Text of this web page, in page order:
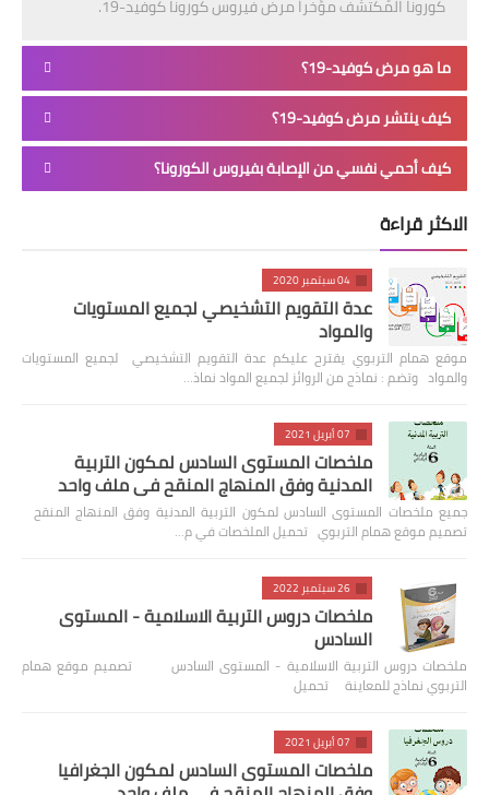
كورونا المُكتشف مؤخراً مرض فيروس كورونا كوفيد-19.
ما هو مرض كوفيد-19؟
كيف ينتشر مرض كوفيد-19؟
كيف أحمي نفسي من الإصابة بفيروس الكورونا؟
الاكثر قراءة
04 سبتمبر 2020
عدة التقويم التشخيصي لجميع المستويات
والمواد
موقع همام التربوي يقترح عليكم عدة التقويم التشخيصي لجميع المستويات
والمواد وتضم : نماذج من الروائز لجميع المواد نماذ…
07 أبريل 2021
ملخصات المستوى السادس لمكون التربية
المدنية وفق المنهاج المنقح في ملف واحد
جميع ملخصات المستوى السادس لمكون التربية المدنية وفق المنهاج المنقح
تصميم موقع همام التربوي تحميل الملخصات في م…
26 سبتمبر 2022
ملخصات دروس التربية الاسلامية - المستوى
السادس
ملخصات دروس التربية الاسلامية - المستوى السادس تصميم موقع همام
التربوي نماذج للمعاينة تحميل
07 أبريل 2021
ملخصات المستوى السادس لمكون الجغرافيا